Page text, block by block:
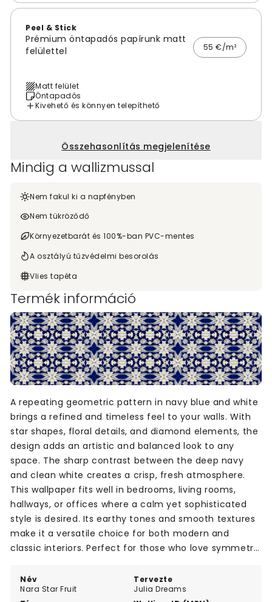
Peel & Stick
Prémium öntapadós papírunk matt
felülettel
55 €/m²
Matt felület
Öntapadós
Kivehető és könnyen telepíthető
Összehasonlítás megjelenítése
Mindig a wallizmussal
Nem fakul ki a napfényben
Nem tükröződő
Környezetbarát és 100%-ban PVC-mentes
A osztályú tűzvédelmi besorolás
Vlies tapéta
Termék információ
Név
Nara Star Fruit
Tervezte
Julia Dreams
A repeating geometric pattern in navy blue and white
brings a refined and timeless feel to your walls. With
star shapes, floral details, and diamond elements, the
design adds an artistic and balanced look to any
space. The sharp contrast between the deep navy
and clean white creates a crisp, fresh atmosphere.
This wallpaper fits well in bedrooms, living rooms,
hallways, or offices where a calm yet sophisticated
style is desired. Its earthy tones and smooth textures
make it a versatile choice for both modern and
classic interiors. Perfect for those who love symmetry